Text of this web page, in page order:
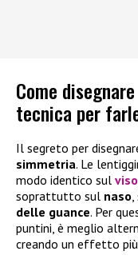
Come
tecnica per
Il segreto per
simmetria. Le
modo identico sul viso
soprattutto sul naso,
delle guance. Per
puntini, è meglio
creando un effetto